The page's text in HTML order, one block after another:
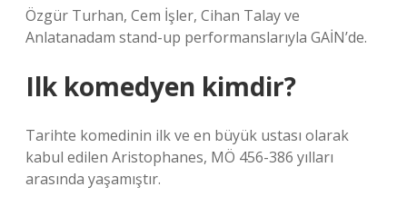
Özgür Turhan, Cem İşler, Cihan Talay ve
Anlatanadam stand-up performanslarıyla GAİN’de.
Ilk komedyen kimdir?
Tarihte komedinin ilk ve en büyük ustası olarak
kabul edilen Aristophanes, MÖ 456-386 yılları
arasında yaşamıştır.